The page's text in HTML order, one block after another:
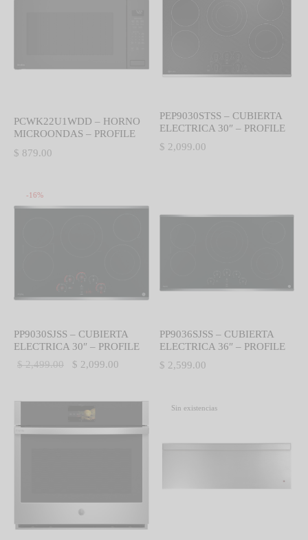
PCWK22U1WDD – HORNO
MICROONDAS – PROFILE
$ 879.00
PEP9030STSS – CUBIERTA
ELECTRICA 30″ – PROFILE
$ 2,099.00
-16%
PP9030SJSS – CUBIERTA
ELECTRICA 30″ – PROFILE
$2,499.00
El precio
$ 2,499.00.
$ 2,099.00
PP9036SJSS – CUBIERTA
ELECTRICA 36″ – PROFILE
$ 2,599.00
Sin existencias